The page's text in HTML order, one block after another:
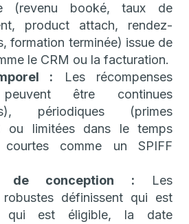
(revenu booké, taux de
product attach, rendez-
formation terminée) issue de
le CRM ou la facturation.
: Les récompenses
être continues
périodiques (primes
ou limitées dans le temps
courtes comme un SPIFF
de conception : Les
robustes définissent qui est
qui est éligible, la date